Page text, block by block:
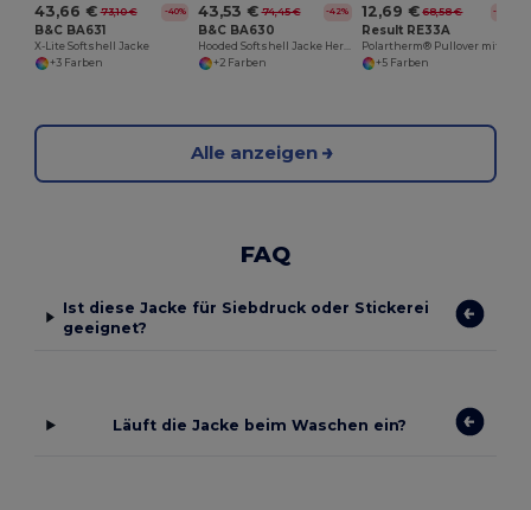
43,66 € 73,10 € -40%
B&C BA631
X-Lite Softshell Jacke
+3 Farben
43,53 € 74,45 € -42%
B&C BA630
+2 Farben
12,69 € 68,58 € -81%
Result RE33A
+5 Farben
Alle anzeigen
FAQ
Ist diese Jacke für Siebdruck oder Stickerei
geeignet?
Läuft die Jacke beim Waschen ein?